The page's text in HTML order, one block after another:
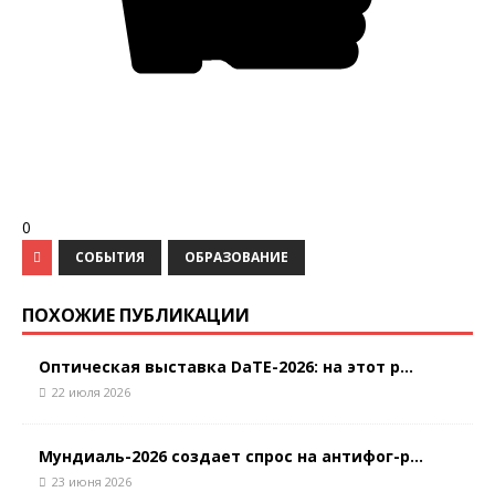
0
СОБЫТИЯ ОБРАЗОВАНИЕ
ПОХОЖИЕ ПУБЛИКАЦИИ
Оптическая выставка DaTE-2026: на этот р...
22 июля 2026
Мундиаль-2026 создает спрос на антифог-р...
23 июня 2026